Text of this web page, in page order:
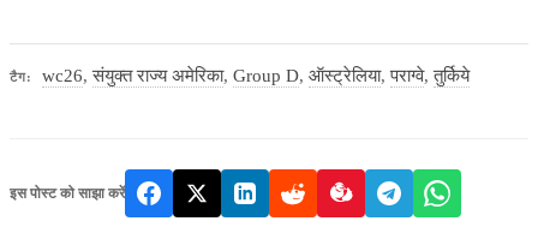
टैग: wc26,संयुक्त राज्य अमेरिका,Group D,ऑस्ट्रेलिया,पराग्वे,तुर्किये
इस पोस्ट को साझा करें